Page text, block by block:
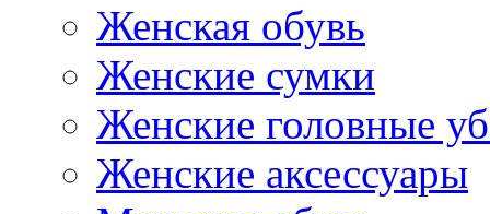
Женская обувь
Женские сумки
Женские головные
Женские аксессуары